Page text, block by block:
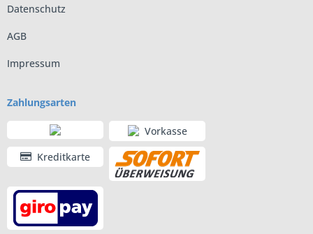
Datenschutz
AGB
Impressum
Zahlungsarten
Vorkasse
Kreditkarte